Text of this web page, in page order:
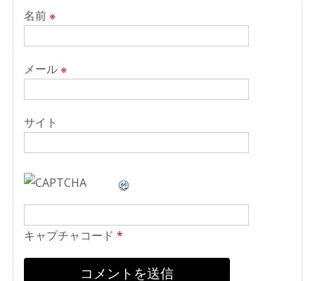
名前※
メール※
サイト
キャプチャコード *